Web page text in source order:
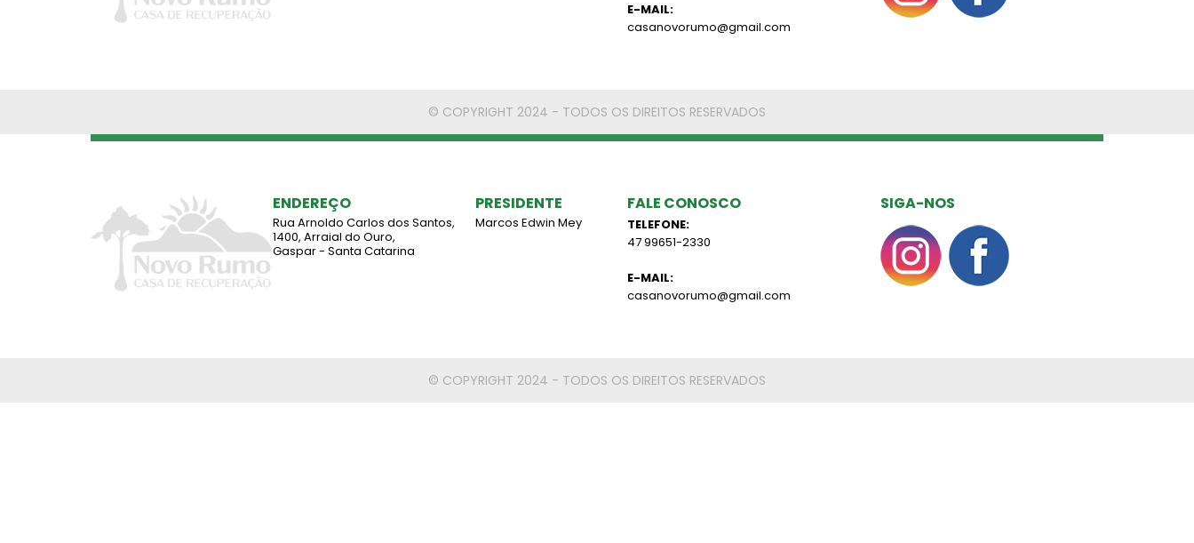
E-MAIL:
casanovorumo@gmail.com
© COPYRIGHT 2024 - TODOS OS DIREITOS RESERVADOS
ENDEREÇO
Rua Arnoldo Carlos dos Santos,
1400, Arraial do Ouro,
Gaspar - Santa Catarina
PRESIDENTE
Marcos Edwin Mey
FALE CONOSCO
TELEFONE:
47 99651-2330
E-MAIL:
casanovorumo@gmail.com
SIGA-NOS
© COPYRIGHT 2024 - TODOS OS DIREITOS RESERVADOS